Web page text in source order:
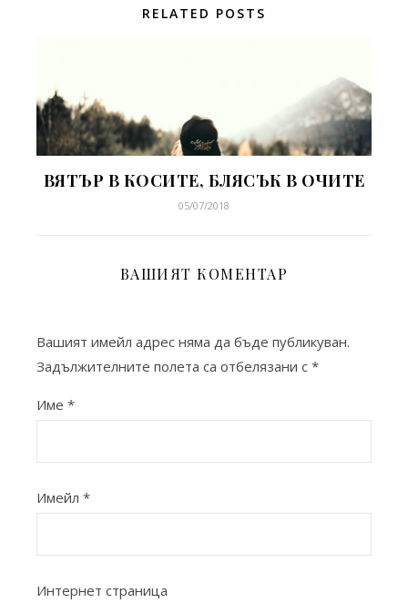
RELATED POSTS
ВЯТЪР В КОСИТЕ, БЛЯСЪК В ОЧИТЕ
05/07/2018
ВАШИЯТ КОМЕНТАР
Вашият имейл адрес няма да бъде публикуван.
Задължителните полета са отбелязани с *
Име *
Имейл *
Интернет страница